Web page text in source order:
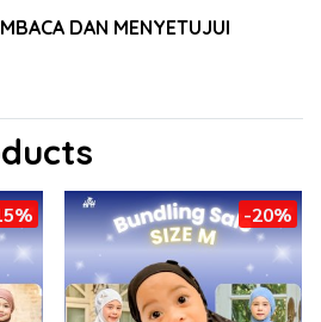
DAN MENYETUJUI
-20%